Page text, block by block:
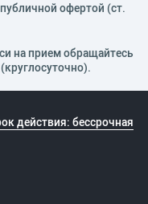
офертой (ст.
на прием обращайтесь
(круглосуточно).
действия: бессрочная